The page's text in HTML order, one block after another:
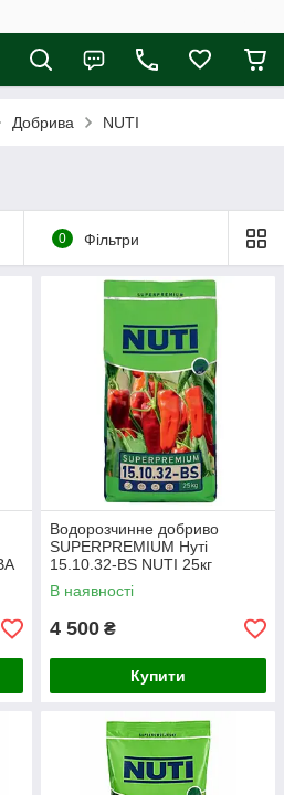
Добрива NUTI
0 Фільтри
Водорозчинне добриво
SUPERPREMIUM Нуті
15.10.32-BS NUTI 25кг
В наявності
4 500 ₴
Купити